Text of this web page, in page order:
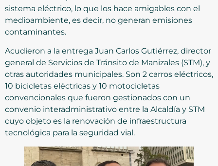
sistema eléctrico, lo que los hace amigables con el
medioambiente, es decir, no generan emisiones
contaminantes.
Acudieron a la entrega Juan Carlos Gutiérrez, director
general de Servicios de Tránsito de Manizales (STM), y
otras autoridades municipales. Son 2 carros eléctricos,
10 bicicletas eléctricas y 10 motocicletas
convencionales que fueron gestionados con un
convenio interadministrativo entre la Alcaldía y STM
cuyo objeto es la renovación de infraestructura
tecnológica para la seguridad vial.